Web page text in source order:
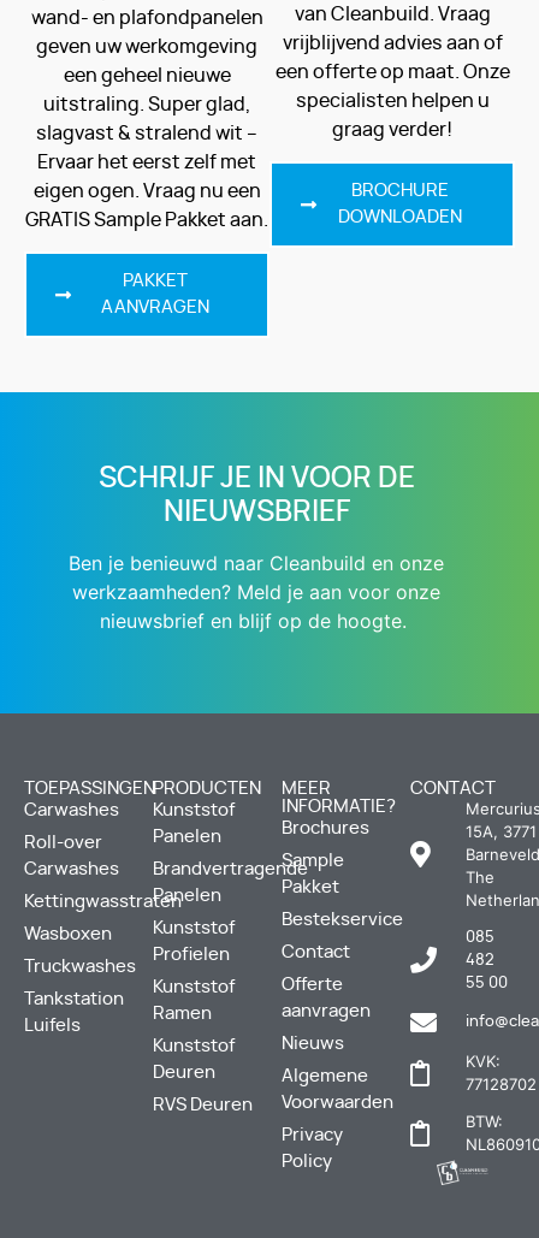
wand- en plafondpanelen
geven uw werkomgeving
een geheel nieuwe
uitstraling. Super glad,
slagvast & stralend wit –
Ervaar het eerst zelf met
eigen ogen. Vraag nu een
GRATIS Sample Pakket aan.
PAKKET
AANVRAGEN
van Cleanbuild. Vraag
vrijblijvend advies aan of
een offerte op maat. Onze
specialisten helpen u
graag verder!
BROCHURE
DOWNLOADEN
SCHRIJF JE IN VOOR DE
NIEUWSBRIEF
Ben je benieuwd naar Cleanbuild en onze
werkzaamheden? Meld je aan voor onze
nieuwsbrief en blijf op de hoogte.
TOEPASSINGEN
Carwashes
Roll-over
Carwashes
Kettingwasstraten
Wasboxen
Truckwashes
Tankstation
Luifels
PRODUCTEN
Kunststof
Panelen
Brandvertragende
Panelen
Kunststof
Profielen
Kunststof
Ramen
Kunststof
Deuren
RVS Deuren
MEER
INFORMATIE?
Brochures
Sample
Pakket
Bestekservice
Contact
Offerte
aanvragen
Nieuws
Algemene
Voorwaarden
Privacy
Policy
CONTACT
15A,
The
085
482
55 00
KVK:
77128702
BTW: